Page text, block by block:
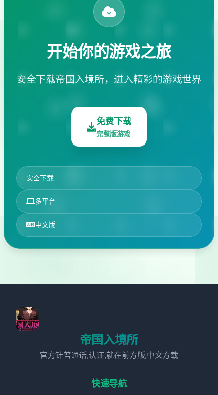
开始你的游戏之旅
安全下载帝国入境所，进入精彩的游戏世界
免费下载
完整版游戏
安全下载
多平台
中文版
帝国入境所
官方针普通话,认证,就在前方版,中文方载
快速导航